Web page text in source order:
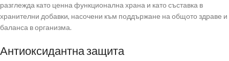
разглежда като ценна функционална храна и като съставка в
хранителни добавки, насочени към поддържане на общото здраве и
баланса в организма.
Антиоксидантна защита